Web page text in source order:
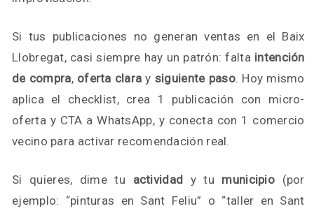
Si tus publicaciones no generan ventas en el Baix
Llobregat, casi siempre hay un patrón: falta intención
de compra, oferta clara y siguiente paso. Hoy mismo
aplica el checklist, crea 1 publicación con micro-
oferta y CTA a WhatsApp, y conecta con 1 comercio
vecino para activar recomendación real.
Si quieres, dime tu actividad y tu municipio (por
ejemplo: “pinturas en Sant Feliu” o “taller en Sant